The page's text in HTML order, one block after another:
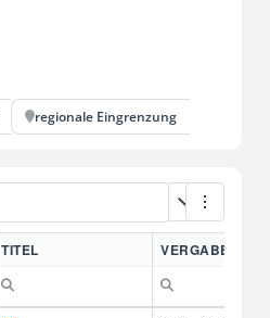
regionale Eingrenzung
TITEL